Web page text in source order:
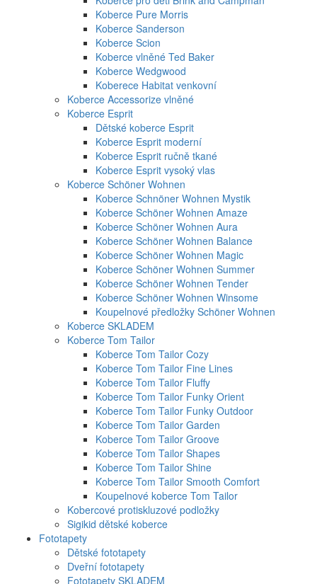
Koberce Pure Morris
Koberce Sanderson
Koberce Scion
Koberce vlněné Ted Baker
Koberce Wedgwood
Koberece Habitat venkovní
Koberce Accessorize vlněné
Koberce Esprit
Dětské koberce Esprit
Koberce Esprit moderní
Koberce Esprit ručně tkané
Koberce Esprit vysoký vlas
Koberce Schöner Wohnen
Koberce Schnöner Wohnen Mystik
Koberce Schöner Wohnen Amaze
Koberce Schöner Wohnen Aura
Koberce Schöner Wohnen Balance
Koberce Schöner Wohnen Magic
Koberce Schöner Wohnen Summer
Koberce Schöner Wohnen Tender
Koberce Schöner Wohnen Winsome
Koupelnové předložky Schöner Wohnen
Koberce SKLADEM
Koberce Tom Tailor
Koberce Tom Tailor Cozy
Koberce Tom Tailor Fine Lines
Koberce Tom Tailor Fluffy
Koberce Tom Tailor Funky Orient
Koberce Tom Tailor Funky Outdoor
Koberce Tom Tailor Garden
Koberce Tom Tailor Groove
Koberce Tom Tailor Shapes
Koberce Tom Tailor Shine
Koberce Tom Tailor Smooth Comfort
Koupelnové koberce Tom Tailor
Kobercové protiskluzové podložky
Sigikid dětské koberce
Fototapety
Dětské fototapety
Dveřní fototapety
Fototapety SKLADEM